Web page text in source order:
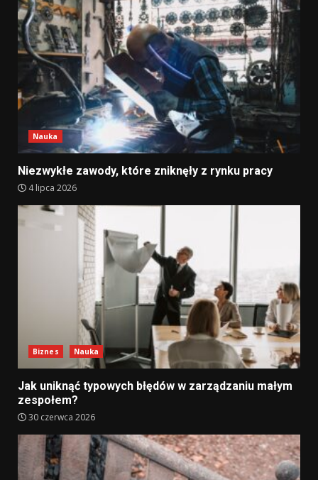
Nauka
Niezwykłe zawody, które zniknęły z rynku pracy
4 lipca 2026
Biznes Nauka
Jak uniknąć typowych błędów w zarządzaniu małym
zespołem?
30 czerwca 2026